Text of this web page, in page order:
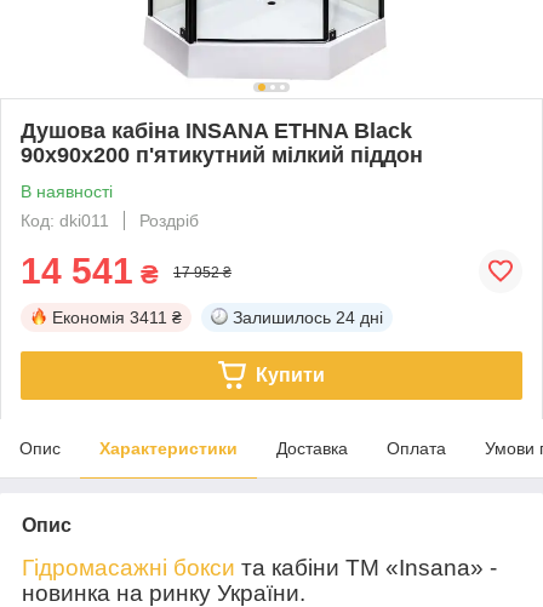
Душова кабіна INSANA ETHNA Black
90х90х200 п'ятикутний мілкий піддон
В наявності
Код: dki011
Роздріб
14 541 ₴ 17 952 ₴
Економія 3411 ₴ Залишилось 24 дні
Купити
Опис Характеристики Доставка Оплата Умови
Опис
Гідромасажні бокси та кабіни ТМ «Insana» -
новинка на ринку України.